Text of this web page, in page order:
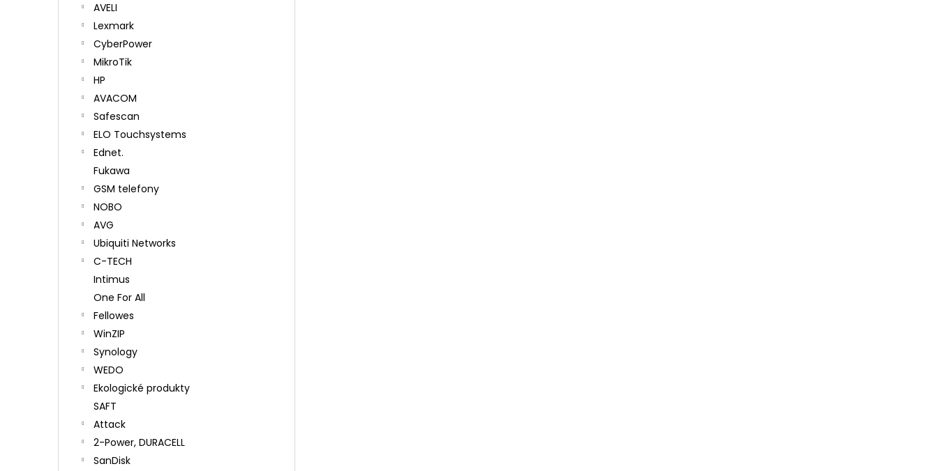
AVELI
Lexmark
CyberPower
MikroTik
HP
AVACOM
Safescan
ELO Touchsystems
Ednet.
Fukawa
GSM telefony
NOBO
AVG
Ubiquiti Networks
C-TECH
Intimus
One For All
Fellowes
WinZIP
Synology
WEDO
Ekologické produkty
SAFT
Attack
2-Power, DURACELL
SanDisk